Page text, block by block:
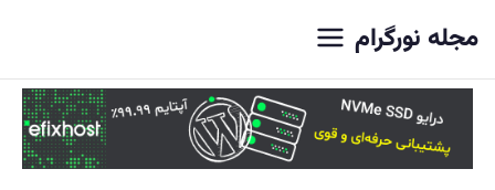
مجله نورگرام